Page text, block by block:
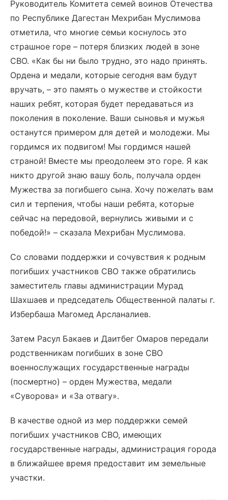
Руководитель Комитета семей воинов Отечества
по Республике Дагестан Мехрибан Муслимова
отметила, что многие семьи коснулось это
страшное горе – потеря близких людей в зоне
СВО. «Как бы ни было трудно, это надо принять.
Ордена и медали, которые сегодня вам будут
вручать, – это память о мужестве и стойкости
наших ребят, которая будет передаваться из
поколения в поколение. Ваши сыновья и мужья
останутся примером для детей и молодежи. Мы
гордимся их подвигом! Мы гордимся нашей
страной! Вместе мы преодолеем это горе. Я как
никто другой знаю вашу боль, получала орден
Мужества за погибшего сына. Хочу пожелать вам
сил и терпения, чтобы наши ребята, которые
сейчас на передовой, вернулись живыми и с
победой!» – сказала Мехрибан Муслимова.
Со словами поддержки и сочувствия к родным
погибших участников СВО также обратились
заместитель главы администрации Мурад
Шахшаев и председатель Общественной палаты г.
Избербаша Магомед Арсланалиев.
Затем Расул Бакаев и Даитбег Омаров передали
родственникам погибших в зоне СВО
военнослужащих государственные награды
(посмертно) – орден Мужества, медали
«Суворова» и «За отвагу».
В качестве одной из мер поддержки семей
погибших участников СВО, имеющих
государственные награды, администрация города
в ближайшее время предоставит им земельные
участки.